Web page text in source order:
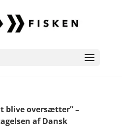
blive oversætter” –
af Dansk